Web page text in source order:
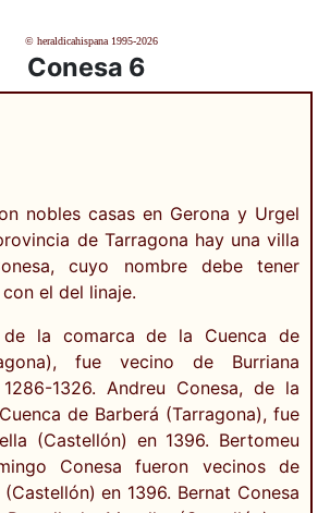
© heraldicahispana 1995-2026
Conesa 6
nobles casas en Gerona y Urgel
de Tarragona hay una villa
cuyo nombre debe tener
el del linaje.
de la comarca de la Cuenca de
fue vecino de Burriana
1326. Andreu Conesa, de la
de Barberá (Tarragona), fue
(Castellón) en 1396. Bertomeu
Conesa fueron vecinos de
en 1396. Bernat Conesa